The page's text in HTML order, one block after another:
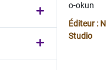
o-okun
Éditeur :
Studio